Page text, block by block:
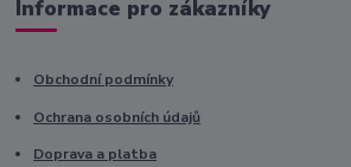
Informace pro zákazníky
Obchodní podmínky
Ochrana osobních údajů
Doprava a platba